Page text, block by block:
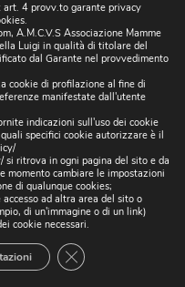
ISPEZIONI), DAL
DELEGANO NAPOLI
DI CASERTA,
art. 4 provv.to garante privacy
A.M.C.V.S Associazione Mamme
Luigi in qualità di titolare del
dal Garante nel provvedimento
cookie di profilazione al fine di
manifestate dall'utente
indicazioni sull'uso dei cookie
specifici cookie autorizzare è il
si ritrova in ogni pagina del sito e da
momento cambiare le impostazioni
di qualunque cookies;
ad altra area del sito o
di un'immagine o di un link)
cookie necessari.
CLOSE GDPR